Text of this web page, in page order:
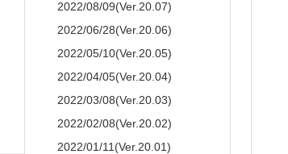
2022/08/09(Ver.20.07)
2022/06/28(Ver.20.06)
2022/05/10(Ver.20.05)
2022/04/05(Ver.20.04)
2022/03/08(Ver.20.03)
2022/02/08(Ver.20.02)
2022/01/11(Ver.20.01)